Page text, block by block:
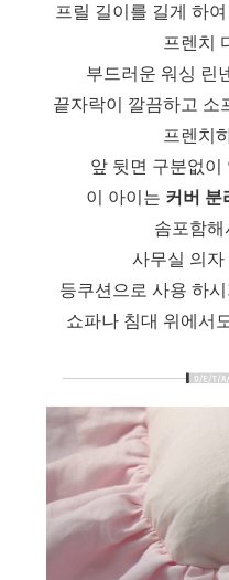
프릴 길이를 길게 하
프렌치
부드러운 워싱 린
끝자락이 깔끔하고 소
프렌치
앞 뒷면 구분없이
이 아이는 커버 분
솜포함해
사무실 의자
등쿠션으로 사용 하
쇼파나 침대 위에서